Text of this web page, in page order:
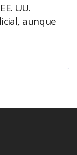
UU.
aunque